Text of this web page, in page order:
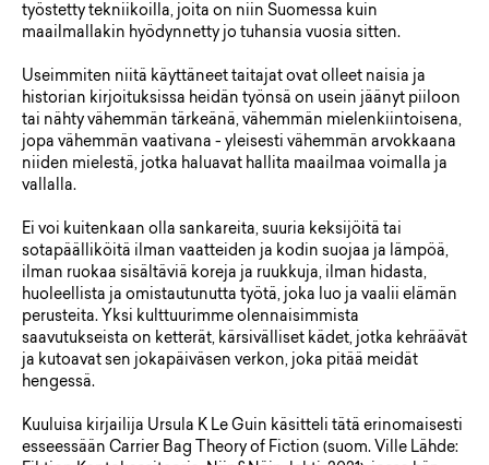
työstetty tekniikoilla, joita on niin Suomessa kuin
maailmallakin hyödynnetty jo tuhansia vuosia sitten.
Useimmiten niitä käyttäneet taitajat ovat olleet naisia ja
historian kirjoituksissa heidän työnsä on usein jäänyt piiloon
tai nähty vähemmän tärkeänä, vähemmän mielenkiintoisena,
jopa vähemmän vaativana - yleisesti vähemmän arvokkaana
niiden mielestä, jotka haluavat hallita maailmaa voimalla ja
vallalla.
Ei voi kuitenkaan olla sankareita, suuria keksijöitä tai
sotapäälliköitä ilman vaatteiden ja kodin suojaa ja lämpöä,
ilman ruokaa sisältäviä koreja ja ruukkuja, ilman hidasta,
huoleellista ja omistautunutta työtä, joka luo ja vaalii elämän
perusteita. Yksi kulttuurimme olennaisimmista
saavutukseista on ketterät, kärsivälliset kädet, jotka kehräävät
ja kutoavat sen jokapäiväsen verkon, joka pitää meidät
hengessä.
Kuuluisa kirjailija Ursula K Le Guin käsitteli tätä erinomaisesti
esseessään Carrier Bag Theory of Fiction (suom. Ville Lähde: